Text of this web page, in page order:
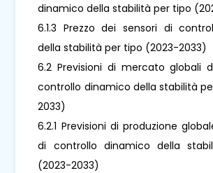
dinamico della stabilità per tipo
6.1.3 Prezzo dei sensori di
della stabilità per tipo (2023-2033)
6.2 Previsioni di mercato globali
controllo dinamico della stabilità
2033)
6.2.1 Previsioni di produzione
di controllo dinamico della
(2023-2033)